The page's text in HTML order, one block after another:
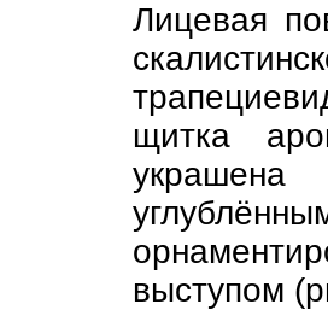
Лицевая
щитка
украшена
выступом